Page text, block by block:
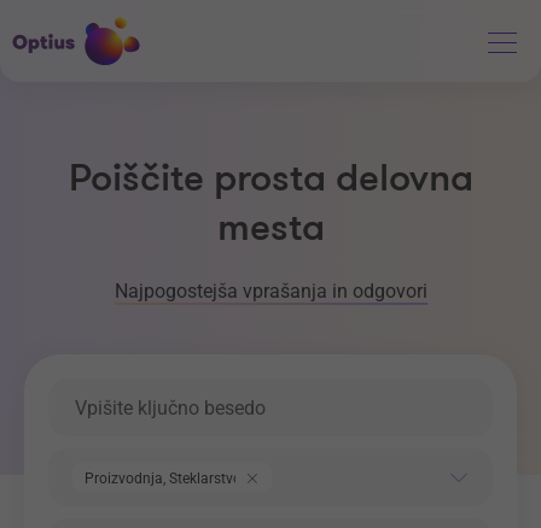
Poiščite prosta delovna
mesta
Najpogostejša vprašanja in odgovori
Proizvodnja, Steklarstvo